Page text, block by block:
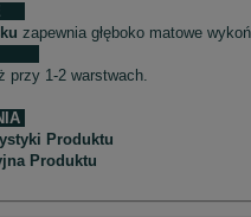
zapewnia głęboko matowe
przy 1-2 warstwach.
Produktu
Produktu